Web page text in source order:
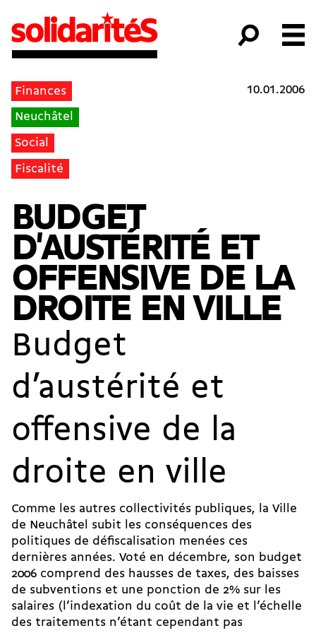
Finances
Neuchâtel
Social
Fiscalité
10.01.2006
BUDGET
D'AUSTÉRITÉ ET
OFFENSIVE DE LA
DROITE EN VILLE
Budget
d’austérité et
offensive de la
droite en ville
Comme les autres collectivités publiques, la Ville
de Neuchâtel subit les conséquences des
politiques de défiscalisation menées ces
dernières années. Voté en décembre, son budget
2006 comprend des hausses de taxes, des baisses
de subventions et une ponction de 2% sur les
salaires (l’indexation du coût de la vie et l’échelle
des traitements n’étant cependant pas